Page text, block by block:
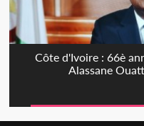
Côte d'Ivoire : 66è
Alassane